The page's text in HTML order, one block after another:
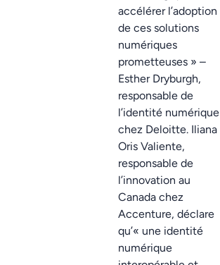
accélérer l’adoption
de ces solutions
numériques
prometteuses » –
Esther Dryburgh,
responsable de
l’identité numérique
chez Deloitte. Iliana
Oris Valiente,
responsable de
l’innovation au
Canada chez
Accenture, déclare
qu’« une identité
numérique